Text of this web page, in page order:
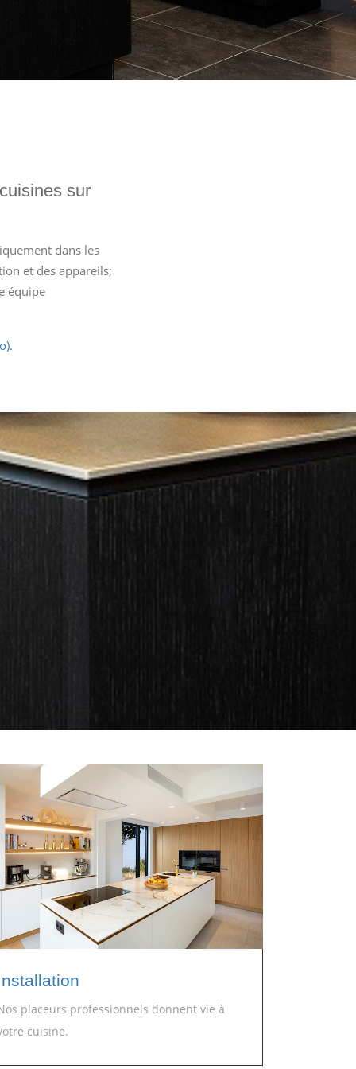
sur
dans les
et des appareils;
équipe
placeurs professionnels donnent vie à
cuisine.